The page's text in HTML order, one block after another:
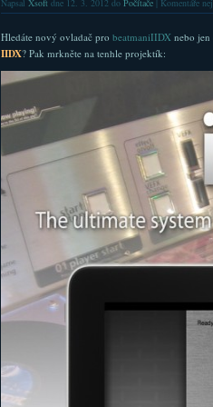
Napsal Xsoftdne 12. 3. 2012 do Počítače| Komentáře
Hledáte nový ovladač pro beatmaniIIDXnebo jen
IIDX? Pak mrkněte na tenhle projektík: